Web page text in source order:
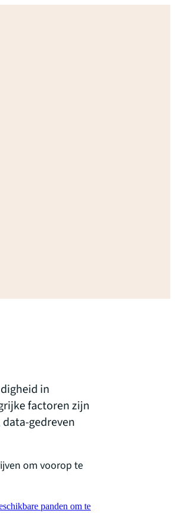
in
factoren zijn
gedreven
om voorop te
panden om te